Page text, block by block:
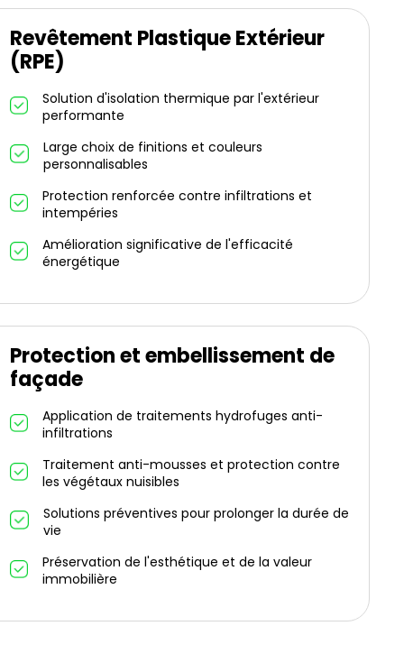
Revêtement Plastique Extérieur
(RPE)
Solution d'isolation thermique par l'extérieur
performante
Large choix de finitions et couleurs
personnalisables
Protection renforcée contre infiltrations et
intempéries
Amélioration significative de l'efficacité
énergétique
Protection et embellissement de
façade
Application de traitements hydrofuges anti-
infiltrations
Traitement anti-mousses et protection contre
les végétaux nuisibles
Solutions préventives pour prolonger la durée de
vie
Préservation de l'esthétique et de la valeur
immobilière